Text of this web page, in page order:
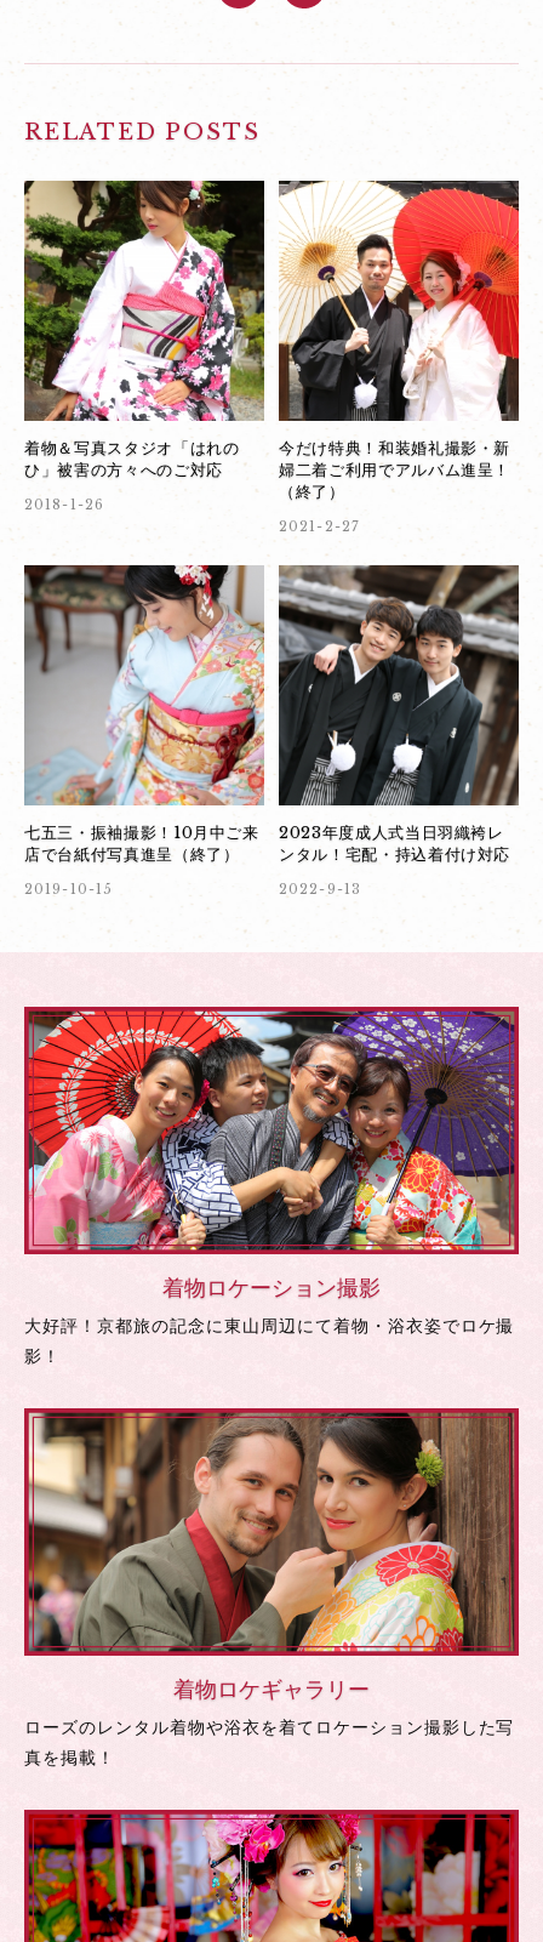
RELATED POSTS
着物＆写真スタジオ「はれの
ひ」被害の方々へのご対応
2018-1-26
今だけ特典！和装婚礼撮影・新
婦二着ご利用でアルバム進呈！
（終了）
2021-2-27
七五三・振袖撮影！10月中ご来
店で台紙付写真進呈（終了）
2019-10-15
2023年度成人式当日羽織袴レ
ンタル！宅配・持込着付け対応
2022-9-13
着物ロケーション撮影
大好評！京都旅の記念に東山周辺にて着物・浴衣姿でロケ撮
影！
着物ロケギャラリー
ローズのレンタル着物や浴衣を着てロケーション撮影した写
真を掲載！